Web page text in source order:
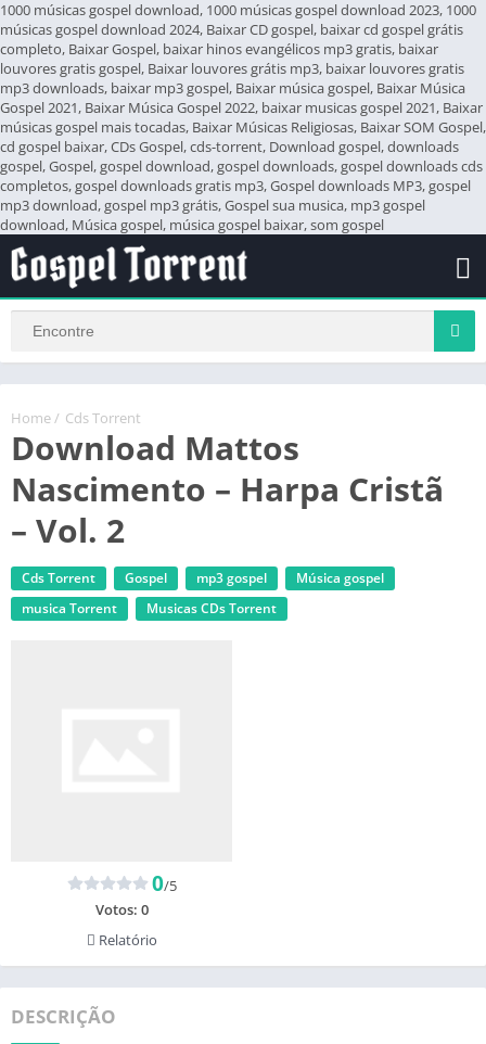
1000 músicas gospel download, 1000 músicas gospel download 2023, 1000
músicas gospel download 2024, Baixar CD gospel, baixar cd gospel grátis
completo, Baixar Gospel, baixar hinos evangélicos mp3 gratis, baixar
louvores gratis gospel, Baixar louvores grátis mp3, baixar louvores gratis
mp3 downloads, baixar mp3 gospel, Baixar música gospel, Baixar Música
Gospel 2021, Baixar Música Gospel 2022, baixar musicas gospel 2021, Baixar
músicas gospel mais tocadas, Baixar Músicas Religiosas, Baixar SOM Gospel,
cd gospel baixar, CDs Gospel, cds-torrent, Download gospel, downloads
gospel, Gospel, gospel download, gospel downloads, gospel downloads cds
completos, gospel downloads gratis mp3, Gospel downloads MP3, gospel
mp3 download, gospel mp3 grátis, Gospel sua musica, mp3 gospel
download, Música gospel, música gospel baixar, som gospel
Home / Cds Torrent
Download Mattos
Nascimento – Harpa Cristã
– Vol. 2
Cds Torrent Gospel mp3 gospel
Música gospel
musica Torrent
‎Musicas CDs Torrent
0/5
Votos: 0
Relatório
DESCRIÇÃO